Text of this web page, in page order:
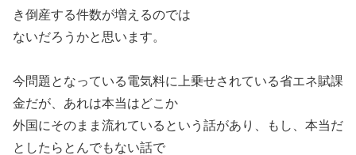
き倒産する件数が増えるのでは
ないだろうかと思います。
今問題となっている電気料に上乗せされている省エネ賦課
金だが、あれは本当はどこか
外国にそのまま流れているという話があり、もし、本当だ
としたらとんでもない話で